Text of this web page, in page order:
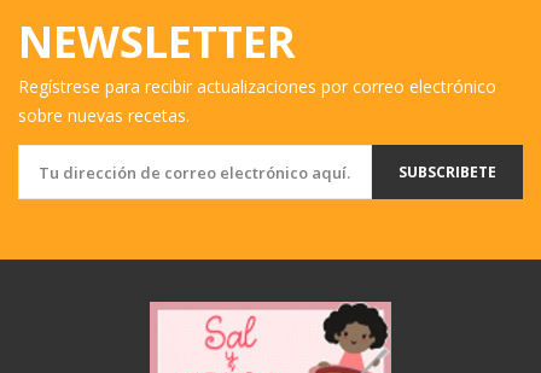
NEWSLETTER
Regístrese para recibir actualizaciones por correo electrónico
sobre nuevas recetas.
SUBSCRIBETE